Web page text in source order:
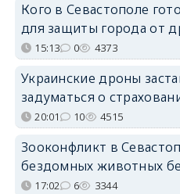
Кого в Севастополе
для защиты города от
15:13 0 4373
Украинские дроны
задуматься о
20:01 10 4515
Зооконфликт в
бездомных животных
17:02 6 3344